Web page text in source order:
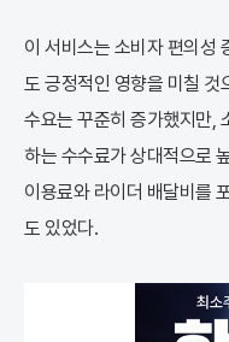
이 서비스는 소비자 편의성
도 긍정적인 영향을 미칠 것
수요는 꾸준히 증가했지만,
하는 수수료가 상대적으로
이용료와 라이더 배달비를
도 있었다.